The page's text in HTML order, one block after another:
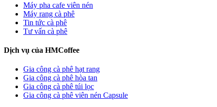
Máy pha cafe viên nén
Máy rang cà phê
Tin tức cà phê
Tư vấn cà phê
Dịch vụ của HMCoffee
Gia công cà phê hạt rang
Gia công cà phê hòa tan
Gia công cà phê túi lọc
Gia công cà phê viên nén Capsule